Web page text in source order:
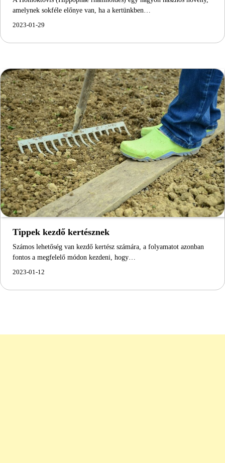
amelynek sokféle előnye van, ha a kertünkben…
2023-01-29
Tippek kezdő kertésznek
Számos lehetőség van kezdő kertész számára, a folyamatot azonban
fontos a megfelelő módon kezdeni, hogy…
2023-01-12